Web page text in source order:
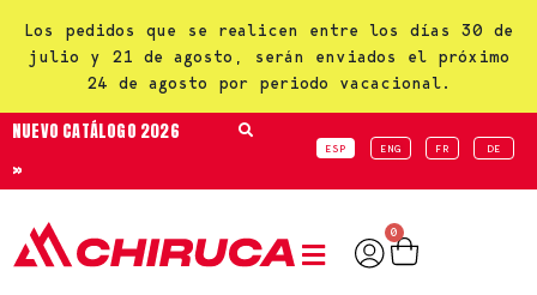
Los pedidos que se realicen entre los días 30 de
julio y 21 de agosto, serán enviados el próximo
24 de agosto por periodo vacacional.
NUEVO CATÁLOGO 2026
»
ESP ENG FR DE
0